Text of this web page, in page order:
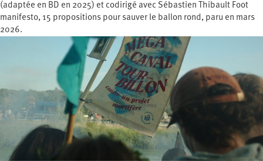
(adaptée en BD en 2025) et codirigé avec Sébastien Thibault Foot
manifesto, 15 propositions pour sauver le ballon rond, paru en mars
2026.